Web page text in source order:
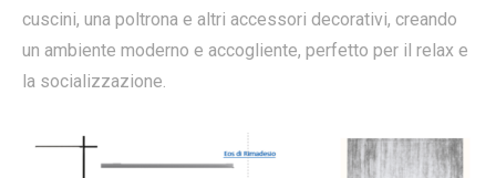
cuscini, una poltrona e altri accessori decorativi, creando
un ambiente moderno e accogliente, perfetto per il relax e
la socializzazione.